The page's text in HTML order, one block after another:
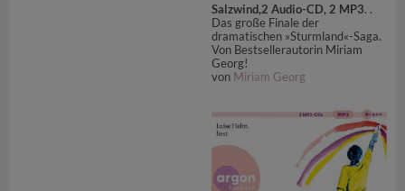
Salzwind,2 Audio-CD, 2 MP3. .
Das große Finale der
dramatischen »Sturmland«-Saga.
Von Bestsellerautorin Miriam
Georg!
von Miriam Georg